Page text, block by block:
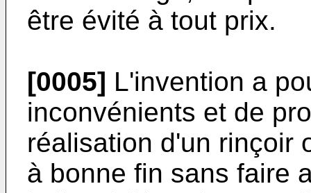
être évité à tout prix.
[0005] L'invention a
inconvénients et de
réalisation d'un rinçoir
à bonne fin sans faire